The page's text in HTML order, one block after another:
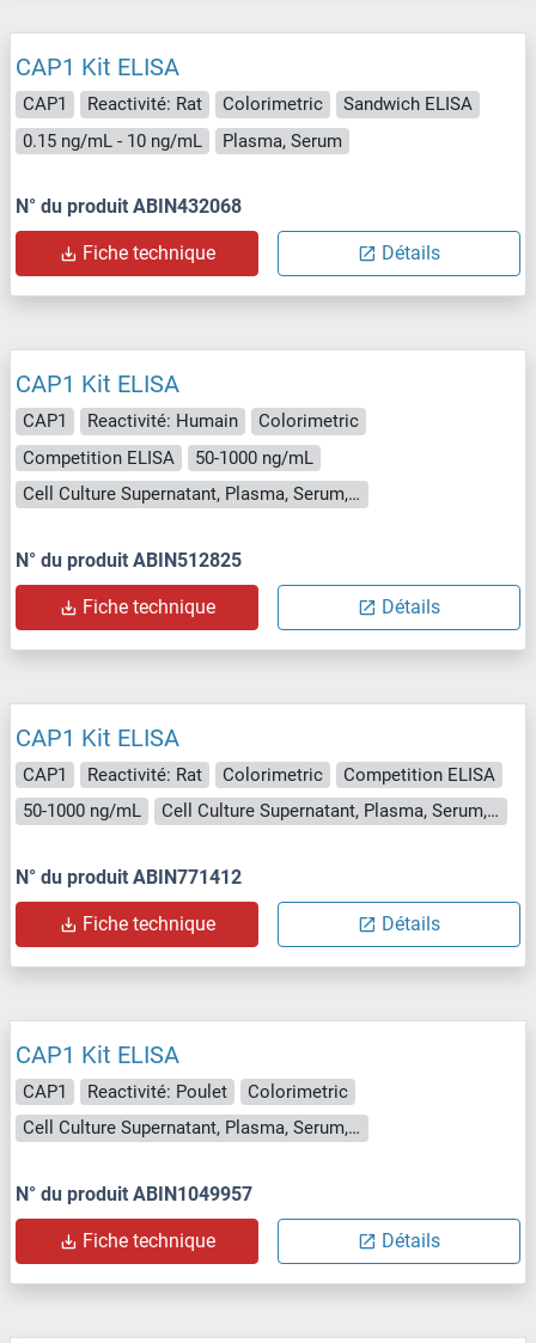
CAP1 Kit ELISA
CAP1 Reactivité: Rat Colorimetric
Sandwich ELISA
0.15 ng/mL - 10 ng/mL
Plasma, Serum
N° du produit ABIN432068
Fiche technique Détails
CAP1 Kit ELISA
CAP1 Reactivité: Humain
Colorimetric
Competition ELISA
50-1000 ng/mL
Cell Culture Supernatant, Plasma, Serum, Tissue Homogenate
N° du produit ABIN512825
Fiche technique Détails
CAP1 Kit ELISA
CAP1 Reactivité: Rat Colorimetric
Competition ELISA
50-1000 ng/mL
Cell Culture Supernatant, Plasma, Serum, Tissue Homogenate
N° du produit ABIN771412
Fiche technique Détails
CAP1 Kit ELISA
CAP1 Reactivité: Poulet
Colorimetric
Cell Culture Supernatant, Plasma, Serum, Tissue Homogenate
N° du produit ABIN1049957
Fiche technique Détails